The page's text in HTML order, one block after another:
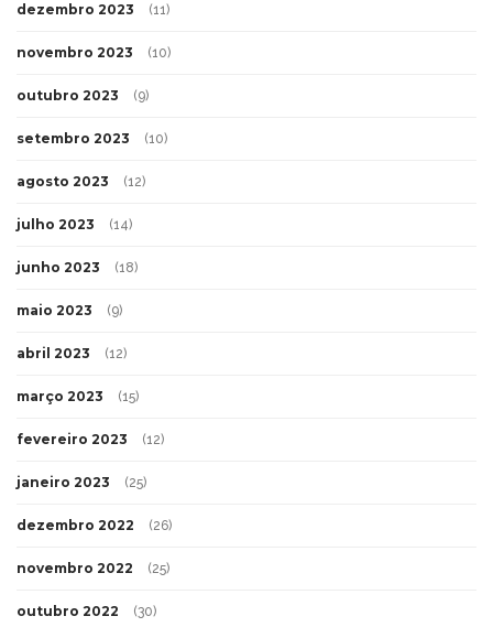
dezembro 2023 (11)
novembro 2023 (10)
outubro 2023 (9)
setembro 2023 (10)
agosto 2023 (12)
julho 2023 (14)
junho 2023 (18)
maio 2023 (9)
abril 2023 (12)
março 2023 (15)
fevereiro 2023 (12)
janeiro 2023 (25)
dezembro 2022 (26)
novembro 2022 (25)
outubro 2022 (30)